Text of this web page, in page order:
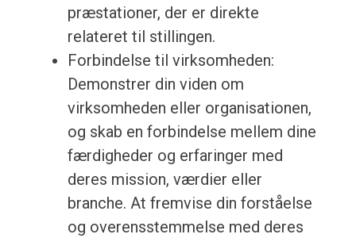
præstationer, der er direkte
relateret til stillingen.
Forbindelse til virksomheden:
Demonstrer din viden om
virksomheden eller organisationen,
og skab en forbindelse mellem dine
færdigheder og erfaringer med
deres mission, værdier eller
branche. At fremvise din forståelse
og overensstemmelse med deres